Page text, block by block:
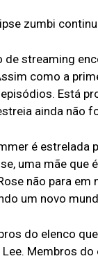
zumbi
de streaming
como a
Está
ainda não
é estrelada
uma mãe que
não para
um novo
do elenco
Lee. Membros